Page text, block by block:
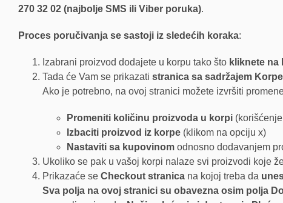
270 32 02 (najbolje SMS ili Viber poruka).
Proces poručivanja se sastoji iz sledećih koraka:
Izabrani proizvod dodajete u korpu tako što kliknete na
Tada će Vam se prikazati stranica sa sadržajem
Ako je potrebno, na ovoj stranici možete izvršiti
Promeniti količinu proizvoda u korpi
Izbaciti proizvod iz korpe(klikom na opciju x)
Nastaviti sa kupovinomodnosno dodavanjem
Ukoliko se pak u vašoj korpi nalaze svi proizvodi koje
Prikazaće se Checkout stranicana kojoj treba da
Sva polja na ovoj stranici su obavezna osim polja